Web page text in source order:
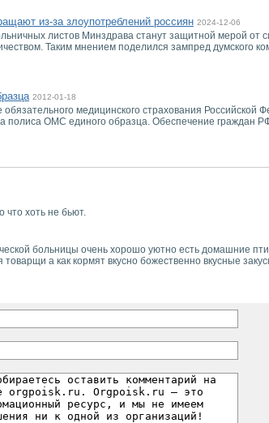
из-за злоупотреблений россиян 2024-12-06
листов Минздрава станут защитной мерой от
Таким мнением поделился зампред думского
2012-01-18
медицинского страхования Российской
полиса ОМС единого образца. Обеспечение граждан
что хоть не бьют.
больницы очень хорошо уютно есть домашние
а как кормят вкусно божественно вкусные